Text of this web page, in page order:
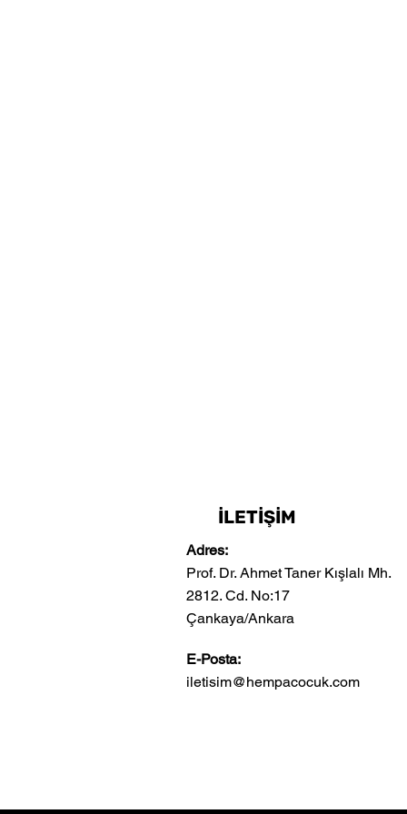
İLETİŞİM
Adres:
Prof. Dr. Ahmet Taner Kışlalı Mh.
2812. Cd. No:17
Çankaya/Ankara
E-Posta:
iletisim@hempacocuk.com